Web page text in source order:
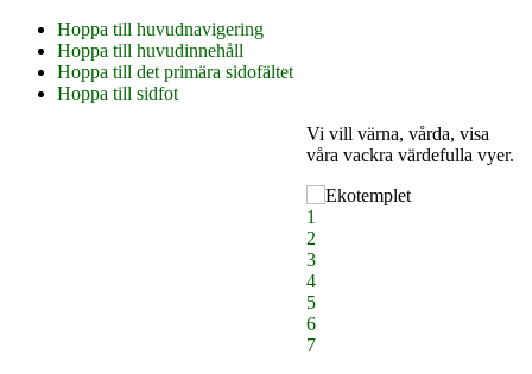
Hoppa till huvudnavigering
Hoppa till huvudinnehåll
Hoppa till det primära sidofältet
Hoppa till sidfot
Vi vill värna, vårda, visa
våra vackra värdefulla vyer.
1
2
3
4
5
6
7